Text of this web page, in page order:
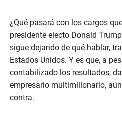
¿Qué pasará con los cargos
presidente electo Donald
sigue dejando de qué hablar,
Estados Unidos. Y es que, a
contabilizado los resultados,
empresario multimillonario,
contra.